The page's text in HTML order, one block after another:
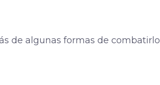
de algunas formas de combatirlo